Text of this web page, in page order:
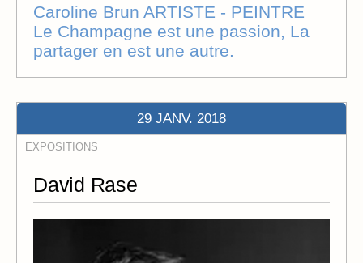
Caroline Brun ARTISTE - PEINTRE
Le Champagne est une passion, La
partager en est une autre.
29 JANV. 2018
EXPOSITIONS
David Rase